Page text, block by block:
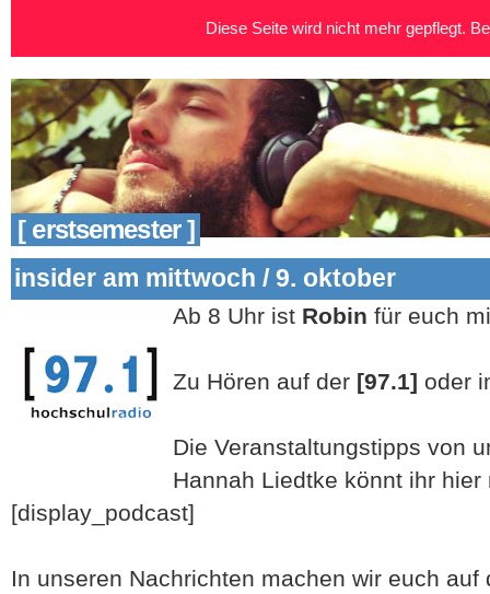
[ erstsemester ]
insider am mittwoch / 9. oktober
Ab 8 Uhr ist Robin für euch
Zu Hören auf der [97.1] oder
Die Veranstaltungstipps von
Hannah Liedtke könnt ihr
[display_podcast]
In unseren Nachrichten machen wir euch auf
Diese Seite wird nicht mehr gepflegt.